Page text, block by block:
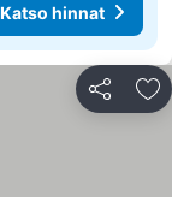
Katso hinnat
Jaa